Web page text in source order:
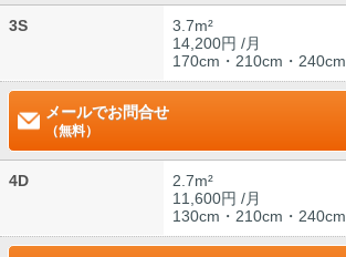
3S
3.7m²
14,200円 /月
170cm・210cm・240cm
メールでお問合せ
（無料）
4D
2.7m²
11,600円 /月
130cm・210cm・240cm